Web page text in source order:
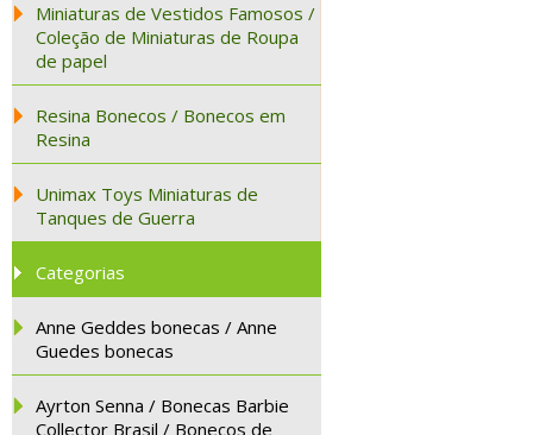
Miniaturas de Vestidos Famosos /
Coleção de Miniaturas de Roupa
de papel
Resina Bonecos / Bonecos em
Resina
Unimax Toys Miniaturas de
Tanques de Guerra
Categorias
Anne Geddes bonecas / Anne
Guedes bonecas
Ayrton Senna / Bonecas Barbie
Collector Brasil / Bonecos de